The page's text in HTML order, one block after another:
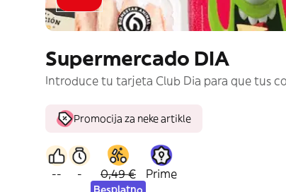
Supermercado DIA
Introduce tu tarjeta Club Dia para que tus
Promocija za neke artikle
-- - 0,49 €
Besplatno
Prime